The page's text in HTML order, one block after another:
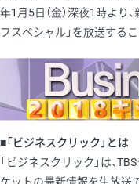
年1月5日（金）深夜1時より
フスぺシャル」を放送する
■「ビジネスクリック」とは
「ビジネスクリック」は、